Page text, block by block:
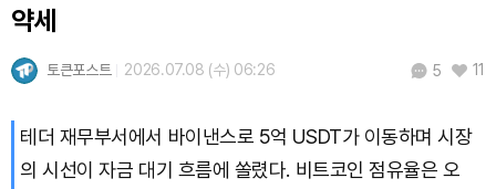
약세
토큰포스트 2026.07.08 (수) 06:26 5 11
테더 재무부서에서 바이낸스로 5억 USDT가 이동하며 시장
의 시선이 자금 대기 흐름에 쏠렸다. 비트코인 점유율은 오